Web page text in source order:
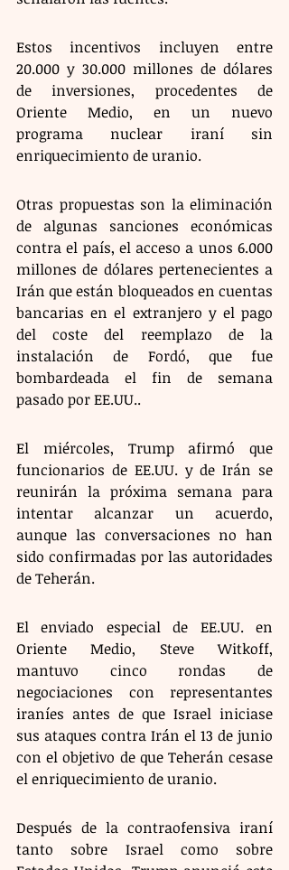
Estos incentivos incluyen entre
20.000 y 30.000 millones de dólares
de inversiones, procedentes de
Oriente Medio, en un nuevo
programa nuclear iraní sin
enriquecimiento de uranio.
Otras propuestas son la eliminación
de algunas sanciones económicas
contra el país, el acceso a unos 6.000
millones de dólares pertenecientes a
Irán que están bloqueados en cuentas
bancarias en el extranjero y el pago
del coste del reemplazo de la
instalación de Fordó, que fue
bombardeada el fin de semana
pasado por EE.UU..
El miércoles, Trump afirmó que
funcionarios de EE.UU. y de Irán se
reunirán la próxima semana para
intentar alcanzar un acuerdo,
aunque las conversaciones no han
sido confirmadas por las autoridades
de Teherán.
El enviado especial de EE.UU. en
Oriente Medio, Steve Witkoff,
mantuvo cinco rondas de
negociaciones con representantes
iraníes antes de que Israel iniciase
sus ataques contra Irán el 13 de junio
con el objetivo de que Teherán cesase
el enriquecimiento de uranio.
Después de la contraofensiva iraní
tanto sobre Israel como sobre